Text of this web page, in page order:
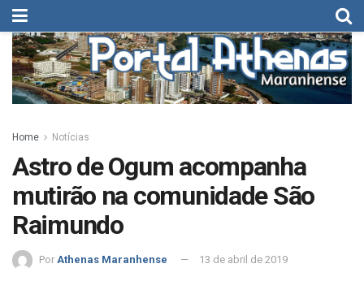
Home Notícias
Astro de Ogum acompanha
mutirão na comunidade São
Raimundo
Por Athenas Maranhense 13 de abril de 2019